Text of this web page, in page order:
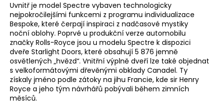
Uvnitř je model Spectre vybaven technologicky
nejpokročilejšími funkcemi z programu individualizace
Bespoke, které čerpají inspiraci z nadčasové mystiky
noční oblohy. Poprvé u produkční verze automobilu
značky Rolls-Royce jsou u modelu Spectre k dispozici
dveře Starlight Doors, které obsahují 5 876 ​​jemně
osvětlených „hvězd“. Vnitřní výplně dveří lze také objednat
s velkoformátovými dřevěnými obklady Canadel. Ty
získaly jméno podle zátoky na jihu Francie, kde sir Henry
Royce a jeho tým návrhářů pobývali během zimních
měsíců.